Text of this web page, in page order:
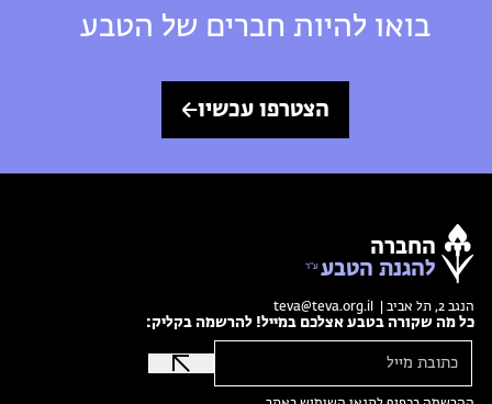
בואו להיות חברים של הטבע
הצטרפו עכשיו
החברה
להגנת הטבע
הנגב 2, תל אביב | teva@teva.org.il
כל מה שקורה בטבע אצלכם במייל! להרשמה בקליק: